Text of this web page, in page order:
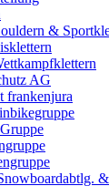
&
AG
frankenjura